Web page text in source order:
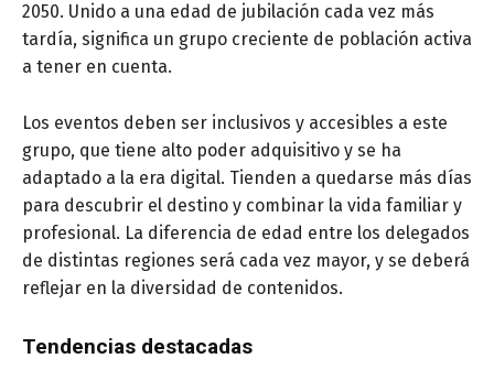
2050. Unido a una edad de jubilación cada vez más
tardía, significa un grupo creciente de población activa
a tener en cuenta.
Los eventos deben ser inclusivos y accesibles a este
grupo, que tiene alto poder adquisitivo y se ha
adaptado a la era digital. Tienden a quedarse más días
para descubrir el destino y combinar la vida familiar y
profesional. La diferencia de edad entre los delegados
de distintas regiones será cada vez mayor, y se deberá
reflejar en la diversidad de contenidos.
Tendencias destacadas